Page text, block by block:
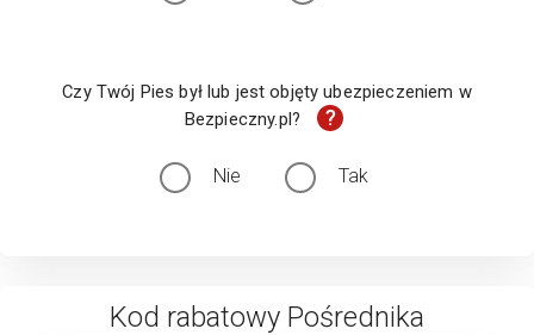
Czy Twój Pies był lub jest objęty ubezpieczeniem w
Bezpieczny.pl?
?
Nie Tak
Kod rabatowy Pośrednika